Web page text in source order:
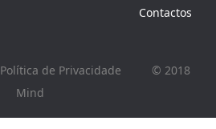
Contactos
Política de Privacidade
© 2018
Mind